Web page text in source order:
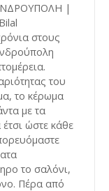
|
στους
του
το κέρωμα
με τα
ώστε κάθε
το σαλόνι,
Πέρα από